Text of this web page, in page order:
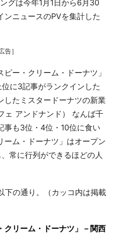
グは今年1月1日から6月30
ンニュースのPVを集計した
告］
ー・クリーム・ドーナツ」
に3記事がランクインした
したミスタードーナツの新業
アンドナンド） なんば千
事も3位・4位・10位に食い
ーム・ドーナツ」はオープン
常に行列ができるほどの人
の通り。（カッコ内は掲載
クリーム・ドーナツ」－関西